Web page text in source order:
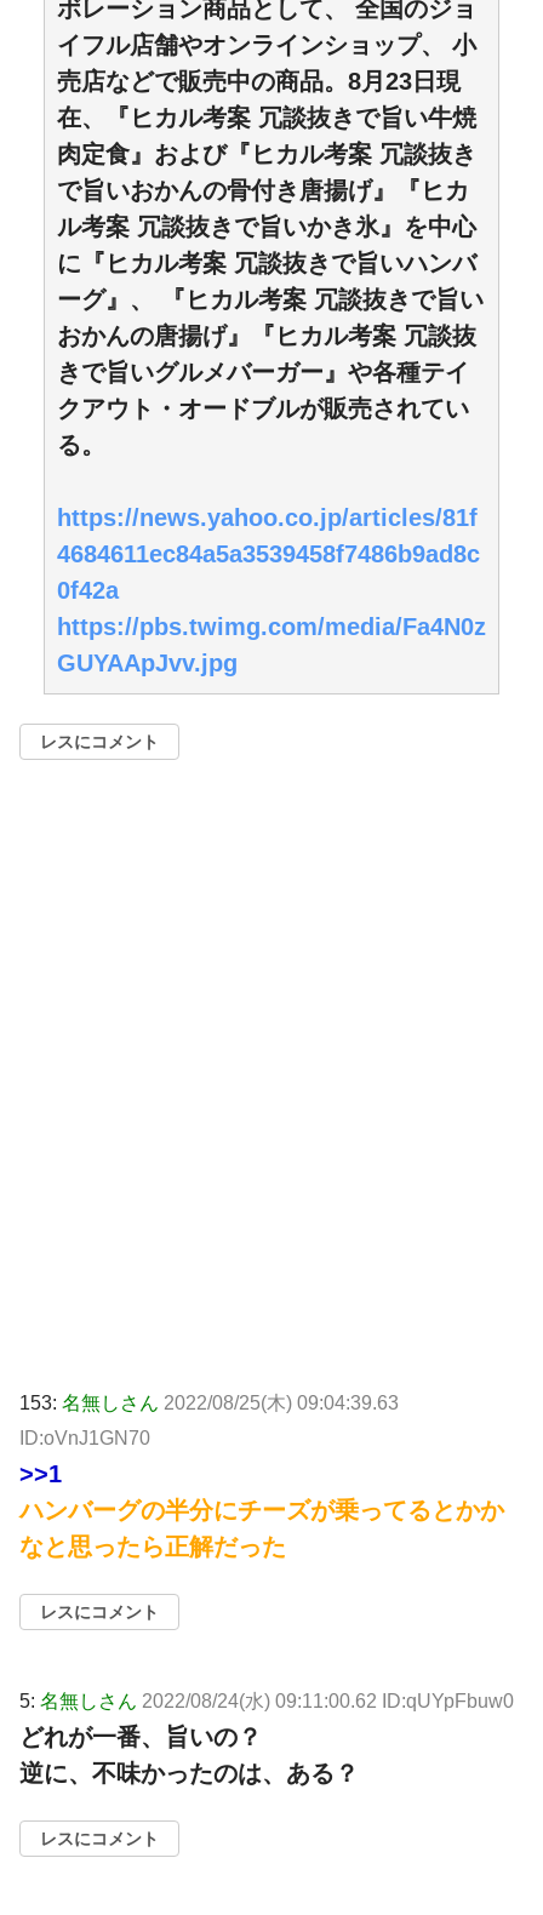
ボレーション商品として、 全国のジョ
イフル店舗やオンラインショップ、 小
売店などで販売中の商品。8月23日現
在、『ヒカル考案 冗談抜きで旨い牛焼
肉定食』および『ヒカル考案 冗談抜き
で旨いおかんの骨付き唐揚げ』『ヒカ
ル考案 冗談抜きで旨いかき氷』を中心
に『ヒカル考案 冗談抜きで旨いハンバ
ーグ』、 『ヒカル考案 冗談抜きで旨い
おかんの唐揚げ』『ヒカル考案 冗談抜
きで旨いグルメバーガー』や各種テイ
クアウト・オードブルが販売されてい
る。
https://news.yahoo.co.jp/articles/81f
4684611ec84a5a3539458f7486b9ad8c
0f42a
https://pbs.twimg.com/media/Fa4N0z
GUYAApJvv.jpg
レスにコメント
153: 名無しさん 2022/08/25(木) 09:04:39.63
ID:oVnJ1GN70
>>1
ハンバーグの半分にチーズが乗ってるとかか
なと思ったら正解だった
レスにコメント
5: 名無しさん 2022/08/24(水) 09:11:00.62 ID:qUYpFbuw0
どれが一番、旨いの？
逆に、不味かったのは、ある？
レスにコメント